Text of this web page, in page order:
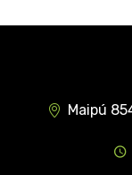
Maipú